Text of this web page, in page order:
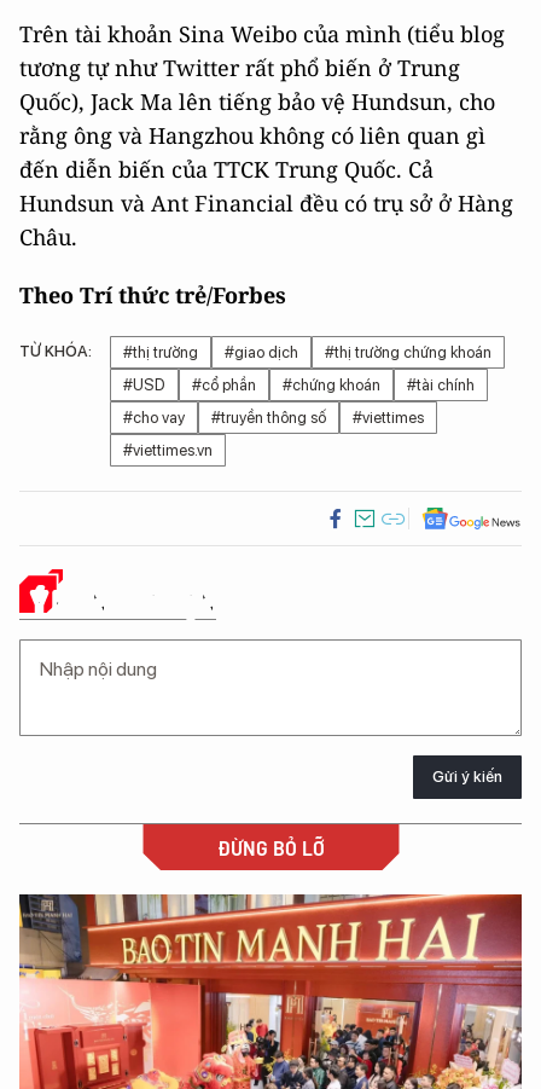
Trên tài khoản Sina Weibo của mình (tiểu blog
tương tự như Twitter rất phổ biến ở Trung
Quốc), Jack Ma lên tiếng bảo vệ Hundsun, cho
rằng ông và Hangzhou không có liên quan gì
đến diễn biến của TTCK Trung Quốc. Cả
Hundsun và Ant Financial đều có trụ sở ở Hàng
Châu.
Theo Trí thức trẻ/Forbes
TỪ KHÓA: #thị trường #giao dịch
#thị trường chứng khoán
#USD
#cổ phần #chứng khoán
#tài chính
#cho vay
#truyền thông số
#viettimes
#viettimes.vn
Ý KIẾN CỦA BẠN
Gửi ý kiến
ĐỪNG BỎ LỠ